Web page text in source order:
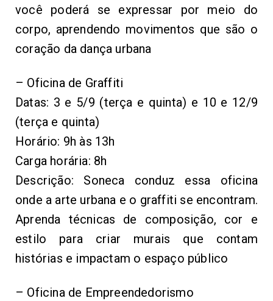
você poderá se expressar por meio do
corpo, aprendendo movimentos que são o
coração da dança urbana
– Oficina de Graffiti
Datas: 3 e 5/9 (terça e quinta) e 10 e 12/9
(terça e quinta)
Horário: 9h às 13h
Carga horária: 8h
Descrição: Soneca conduz essa oficina
onde a arte urbana e o graffiti se encontram.
Aprenda técnicas de composição, cor e
estilo para criar murais que contam
histórias e impactam o espaço público
– Oficina de Empreendedorismo